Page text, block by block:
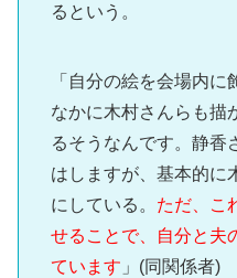
るという。
「自分の絵を会場内
なかに木村さんらも描
るそうなんです。静香
はしますが、基本的に
にしている。 ただ、こ
せることで、自分と夫
ています 」(同関係者)